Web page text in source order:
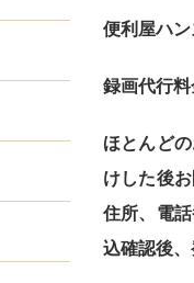
便利屋ハ
録画代行
ほとんど
けした後
住所、電
込確認後、